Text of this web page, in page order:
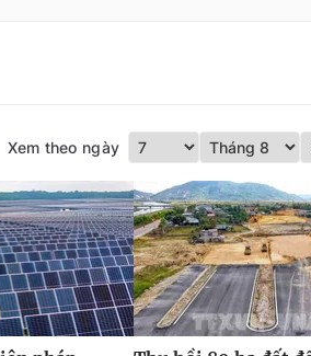
Xem theo ngày